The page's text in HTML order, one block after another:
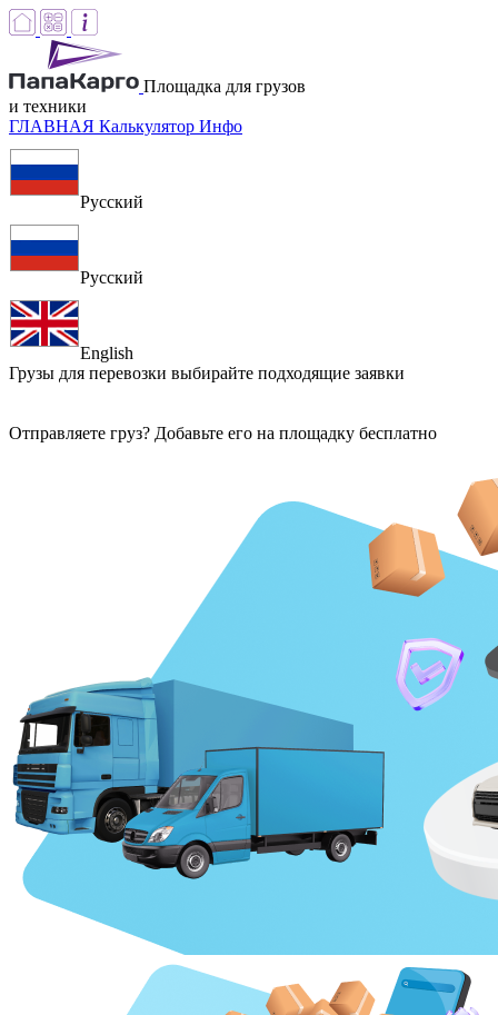
Площадка для грузов
и техники
ГЛАВНАЯ Калькулятор Инфо
Русский
Русский
English
Грузы для перевозки выбирайте подходящие заявки
Отправляете груз? Добавьте его на площадку бесплатно